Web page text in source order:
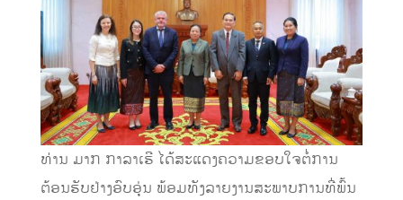
ທ່ານ ມາກ ກາລາເຮີ ໄດ້ສະແດງຄວາມຂອບໃຈຕໍ່ການ
ຕ້ອນຮັບຢ່າງອົບອຸ່ນ ພ້ອມທັງລາຍງານສະພາບການທີ່ພົ້ນ